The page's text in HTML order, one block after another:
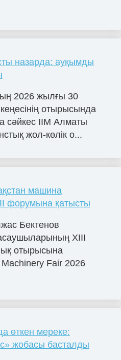
назарда: ауқымды
2026 жылғы 30
кеңесінің отырысында
сәйкес ІІМ Алматы
жол-көлік о...
машина
форумына қатысты
Бектенов
XIII
отырысына
Fair 2026
өткен мереке:
жобасы басталды